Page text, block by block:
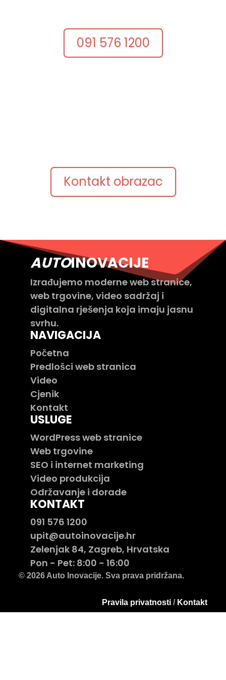
091 576 1200
Kontakt obrazac
AUTOINOVACIJE
Izrađujemo moderne web stranice,
web trgovine, video sadržaj i
digitalna rješenja koja imaju jasnu
svrhu.
NAVIGACIJA
Početna
Predlošci web stranica
Video
Cjenik
Kontakt
USLUGE
WordPress web stranice
Web trgovine
SEO i internet marketing
Video produkcija
Održavanje i dorade
KONTAKT
091 576 1200
upit@autoinovacije.hr
Zelenjak 84, Zagreb, Hrvatska
Pon - Pet: 8:00 - 16:00
© 2026 Auto Inovacije. Sva prava pridržana.
Pravila privatnosti/ Kontakt